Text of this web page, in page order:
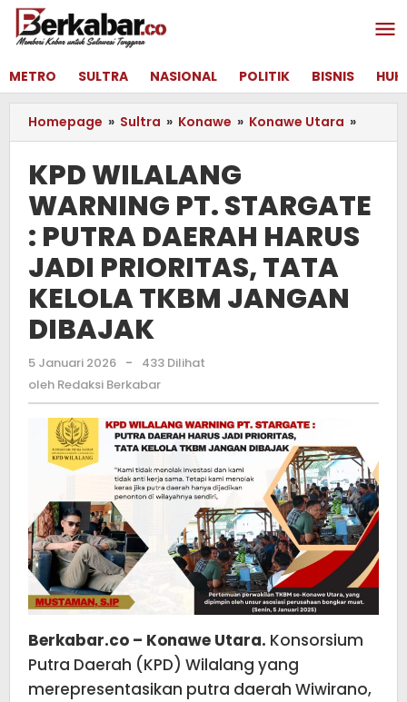
Lewati
konten
METRO
SULTRA NASIONAL POLITIK BISNIS
Homepage » Sultra » Konawe » Konawe Utara »
:
KPD WILALANG
WARNING PT. STARGATE
: PUTRA DAERAH HARUS
JADI PRIORITAS, TATA
KELOLA TKBM JANGAN
DIBAJAK
5 Januari 2026 oleh
Redaksi
-
433 Dilihat
oleh Redaksi Berkabar
Berkabar.co – Konawe Utara. Konsorsium
Putra Daerah (KPD) Wilalang yang
merepresentasikan putra daerah Wiwirano,